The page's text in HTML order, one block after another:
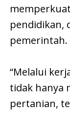
pendidikan,
pemerintah.
“Melalui
tidak hanya
pertanian,